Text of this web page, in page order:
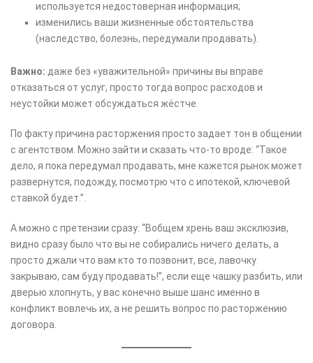
используется недостоверная информация;
изменились ваши жизненные обстоятельства
(наследство, болезнь, передумали продавать).
Важно: даже без «уважительной» причины вы вправе
отказаться от услуг, просто тогда вопрос расходов и
неустойки может обсуждаться жёстче.
По факту причина расторжения просто задает тон в общении
с агентством. Можно зайти и сказать что-то вроде: “Такое
дело, я пока передумал продавать, мне кажется рынок может
развернутся, подожду, посмотрю что с ипотекой, ключевой
ставкой будет.”.
А можно с претензии сразу: “Вобщем хрень ваш эксклюзив,
видно сразу было что вы не собирались ничего делать, а
просто джали что вам кто то позвонит, все, лавочку
закрываю, сам буду продавать!”, если еще чашку разбить, или
дверью хлопнуть, у вас конечно выше шанс именно в
конфликт вовлечь их, а не решить вопрос по расторжению
договора.